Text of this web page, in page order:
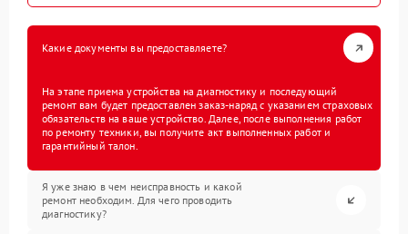
Какие документы вы предоставляете?
На этапе приема устройства на диагностику и последующий
ремонт вам будет предоставлен заказ-наряд с указанием страховых
обязательств на ваше устройство. Далее, после выполнения работ
по ремонту техники, вы получите акт выполненных работ и
гарантийный талон.
Я уже знаю в чем неисправность и какой
ремонт необходим. Для чего проводить
диагностику?